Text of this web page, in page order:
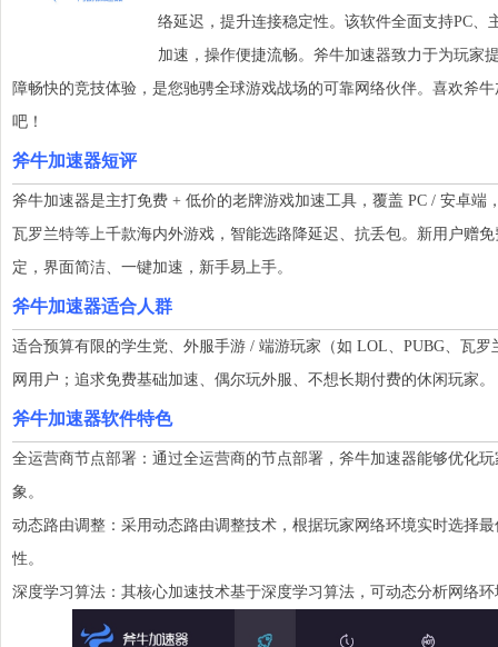
络延迟，提升连接稳定性。该软件全面支持PC
加速，操作便捷流畅。斧牛加速器致力于为玩家
障畅快的竞技体验，是您驰骋全球游戏战场的可靠网络伙伴。喜欢斧
吧！
斧牛加速器短评
斧牛加速器是主打免费 + 低价的老牌游戏加速工具，覆盖 PC / 安卓端
瓦罗兰特等上千款海内外游戏，智能选路降延迟、抗丢包。新用户赠
定，界面简洁、一键加速，新手易上手。
斧牛加速器适合人群
适合预算有限的学生党、外服手游 / 端游玩家（如 LOL、PUBG、瓦
网用户；追求免费基础加速、偶尔玩外服、不想长期付费的休闲玩家。
斧牛加速器软件特色
全运营商节点部署：通过全运营商的节点部署，斧牛加速器能够优化
象。
动态路由调整：采用动态路由调整技术，根据玩家网络环境实时选择
性。
深度学习算法：其核心加速技术基于深度学习算法，可动态分析网络